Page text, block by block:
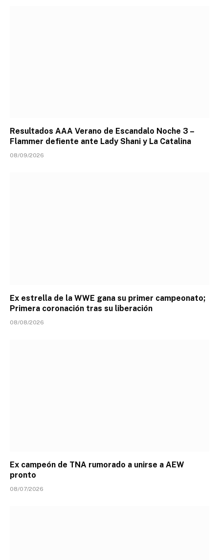
Resultados AAA Verano de Escandalo Noche 3 –
Flammer defiente ante Lady Shani y La Catalina
08/09/2026
Ex estrella de la WWE gana su primer campeonato;
Primera coronación tras su liberación
08/08/2026
Ex campeón de TNA rumorado a unirse a AEW
pronto
08/07/2026